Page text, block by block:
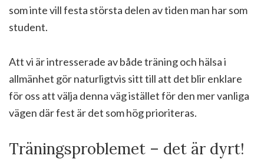
som inte vill festa största delen av tiden man har som
student.
Att vi är intresserade av både träning och hälsa i
allmänhet gör naturligtvis sitt till att det blir enklare
för oss att välja denna väg istället för den mer vanliga
vägen där fest är det som hög prioriteras.
Träningsproblemet – det är dyrt!